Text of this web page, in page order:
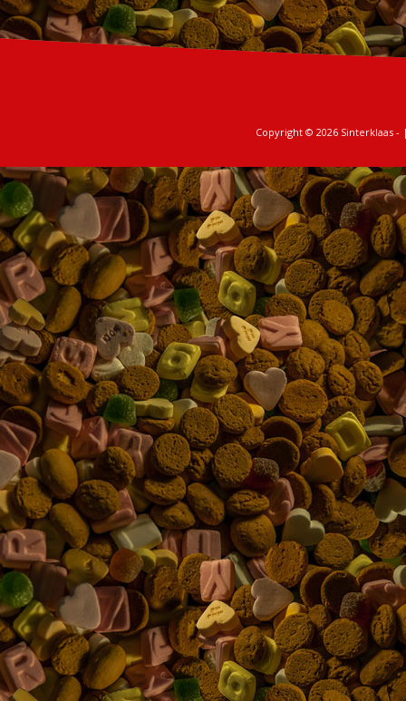
Copyright © 2026 Sinterklaas -